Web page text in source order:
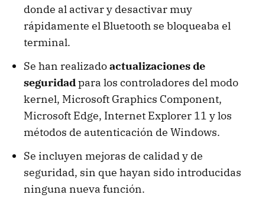
donde al activar y desactivar muy
rápidamente el Bluetooth se bloqueaba el
terminal.
Se han realizadoactualizaciones de
seguridadpara los controladores del modo
kernel, Microsoft Graphics Component,
Microsoft Edge, Internet Explorer 11 y los
métodos de autenticación de Windows.
Se incluyen mejoras de calidad y de
seguridad, sin que hayan sido introducidas
ninguna nueva función.